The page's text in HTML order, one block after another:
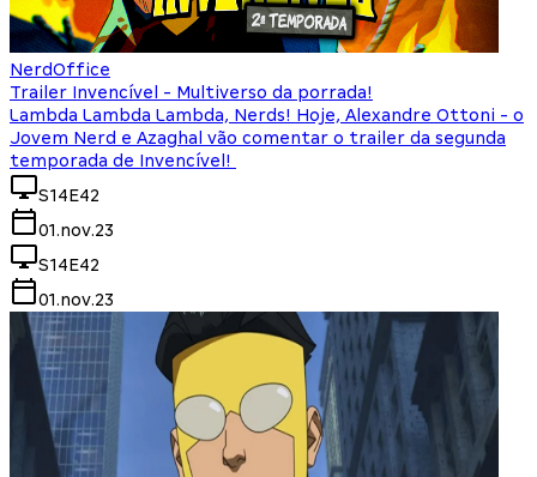
NerdOffice
Trailer Invencível - Multiverso da porrada!
Lambda Lambda Lambda, Nerds! Hoje, Alexandre Ottoni - o
Jovem Nerd e Azaghal vão comentar o trailer da segunda
temporada de Invencível!
S14E42
01.nov.23
S14E42
01.nov.23